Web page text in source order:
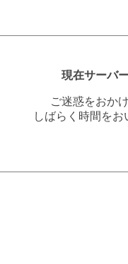
現在サーバ
ご迷惑をおか
しばらく時間を